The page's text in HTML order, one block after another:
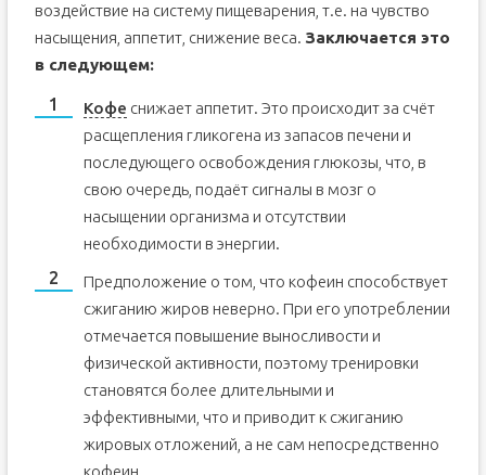
воздействие на систему пищеварения, т.е. на чувство
насыщения, аппетит, снижение веса. Заключается это
в следующем:
Кофе снижает аппетит. Это происходит за счёт
расщепления гликогена из запасов печени и
последующего освобождения глюкозы, что, в
свою очередь, подаёт сигналы в мозг о
насыщении организма и отсутствии
необходимости в энергии.
Предположение о том, что кофеин способствует
сжиганию жиров неверно. При его употреблении
отмечается повышение выносливости и
физической активности, поэтому тренировки
становятся более длительными и
эффективными, что и приводит к сжиганию
жировых отложений, а не сам непосредственно
кофеин.